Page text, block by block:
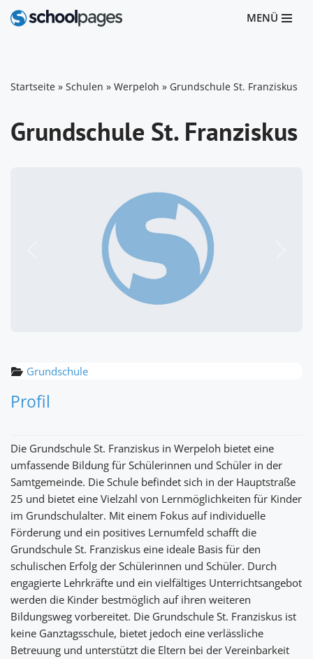
MENÜ
Startseite » Schulen » Werpeloh » Grundschule St. Franziskus
Grundschule St. Franziskus
Grundschule
Profil
Die Grundschule St. Franziskus in Werpeloh bietet eine
umfassende Bildung für Schülerinnen und Schüler in der
Samtgemeinde. Die Schule befindet sich in der Hauptstraße
25 und bietet eine Vielzahl von Lernmöglichkeiten für Kinder
im Grundschulalter. Mit einem Fokus auf individuelle
Förderung und ein positives Lernumfeld schafft die
Grundschule St. Franziskus eine ideale Basis für den
schulischen Erfolg der Schülerinnen und Schüler. Durch
engagierte Lehrkräfte und ein vielfältiges Unterrichtsangebot
werden die Kinder bestmöglich auf ihren weiteren
Bildungsweg vorbereitet. Die Grundschule St. Franziskus ist
keine Ganztagsschule, bietet jedoch eine verlässliche
Betreuung und unterstützt die Eltern bei der Vereinbarkeit